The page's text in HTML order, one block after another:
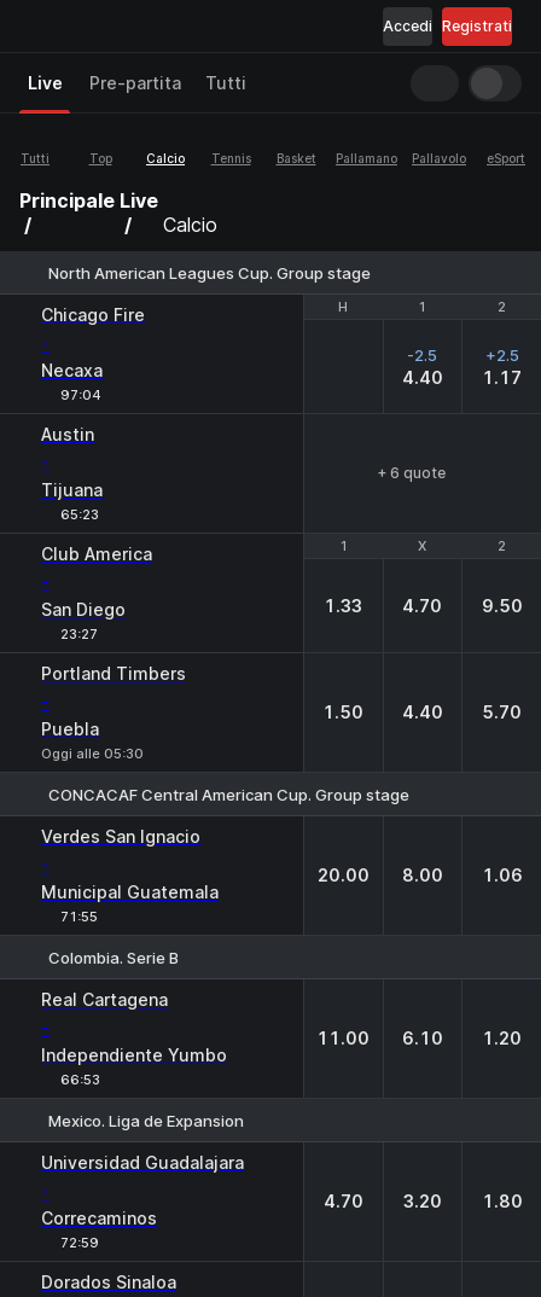
Registrati
Accedi
Live Pre-partita Tutti
Tutti Top Calcio Tennis Basket Pallamano Pallavolo eSport
Principale Live
Calcio
North American Leagues Cup. Group stage
H 1 2
Chicago Fire
-
Necaxa
97:04
H 1 2
-2.5
4.40
+2.5
1.17
Austin
-
Tijuana
65:23
+ 6 quote
1 X 2
Club America
-
San Diego
23:27
1 X 2
1.33 4.70 9.50
Portland Timbers
-
Puebla
Oggi alle 05:30
1.50 4.40 5.70
CONCACAF Central American Cup. Group stage
Verdes San Ignacio
-
Municipal Guatemala
71:55
20.00 8.00 1.06
Colombia. Serie B
Real Cartagena
-
Independiente Yumbo
66:53
11.00 6.10 1.20
Mexico. Liga de Expansion
Universidad Guadalajara
-
Correcaminos
72:59
4.70 3.20 1.80
Dorados Sinaloa